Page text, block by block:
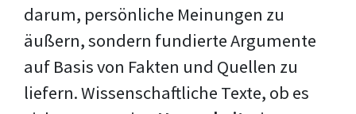
darum, persönliche Meinungen zu
äußern, sondern fundierte Argumente
auf Basis von Fakten und Quellen zu
liefern. Wissenschaftliche Texte, ob es